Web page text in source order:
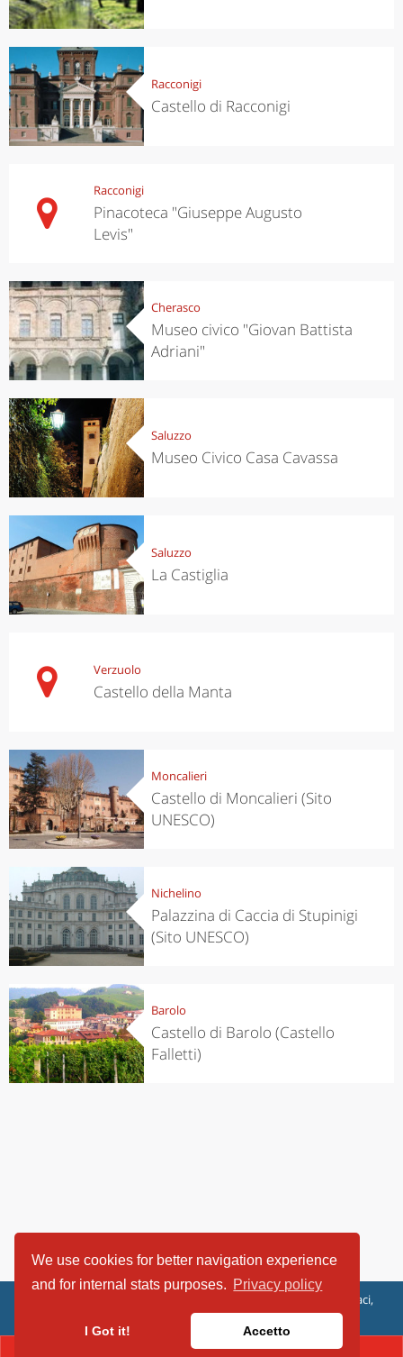
We use cookies for better navigation experience
and for internal stats purposes. Privacy policy
I Got it! Accetto
Racconigi
Castello di Racconigi
Racconigi
Pinacoteca "Giuseppe Augusto
Levis"
Cherasco
Museo civico "Giovan Battista
Adriani"
Saluzzo
Museo Civico Casa Cavassa
Saluzzo
La Castiglia
Verzuolo
Castello della Manta
Moncalieri
Castello di Moncalieri (Sito
UNESCO)
Nichelino
Palazzina di Caccia di Stupinigi
(Sito UNESCO)
Barolo
Castello di Barolo (Castello
Falletti)
ViaggiArt - © 2013-2026 Altrama Italia SRL | Piazza Caduti di Capaci,
6/C - 87100 Cosenza, Italia - P.IVA 03321690780